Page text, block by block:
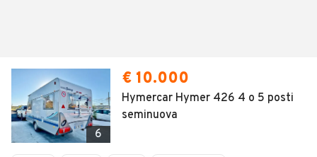
6
€ 10.000
Hymercar Hymer 426 4 o 5 posti
seminuova